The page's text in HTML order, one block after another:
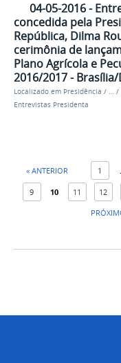
04-05-2016 -
concedida pela
República, Dilma
cerimônia de
Plano Agrícola e
2016/2017 - Brasília/
Localizado em Presidência / … /
Entrevistas Presidenta
« ANTERIOR 1
9 10 11 12